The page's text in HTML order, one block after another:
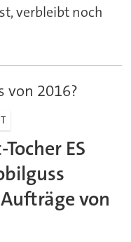
verbleibt noch
von 2016?
ES
von